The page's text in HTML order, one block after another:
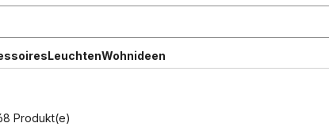
LeuchtenWohnideen
Produkt(e)